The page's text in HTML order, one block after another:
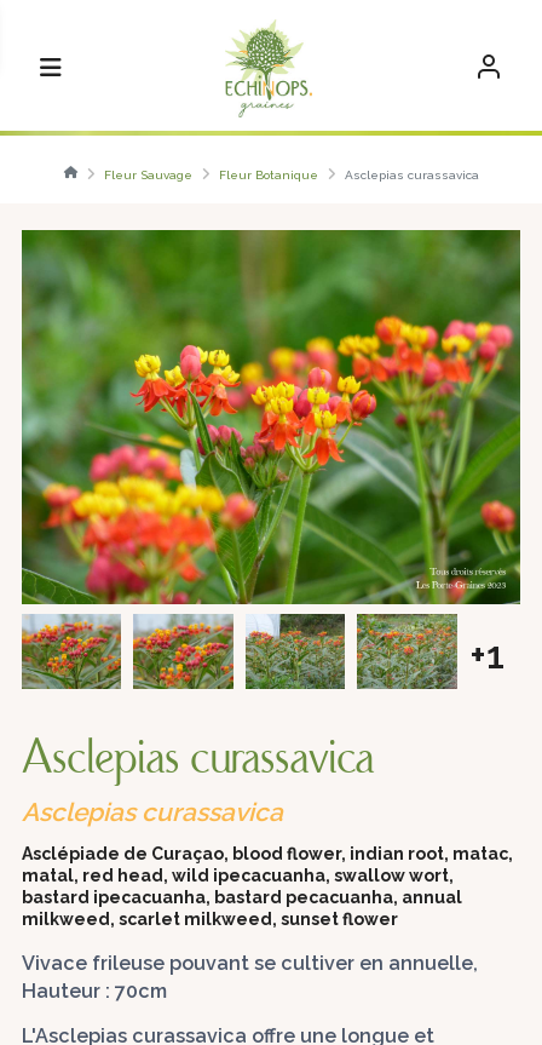
Fleur Sauvage Fleur Botanique Asclepias curassavica
+1
Asclepias curassavica
Asclepias curassavica
Asclépiade de Curaçao, blood flower, indian root, matac,
matal, red head, wild ipecacuanha, swallow wort,
bastard ipecacuanha, bastard pecacuanha, annual
milkweed, scarlet milkweed, sunset flower
Vivace frileuse pouvant se cultiver en annuelle,
Hauteur : 70cm
L'Asclepias curassavica offre une longue et